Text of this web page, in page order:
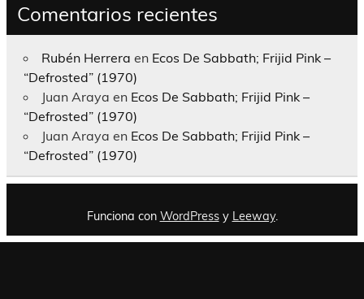
Comentarios recientes
Rubén Herrera en Ecos De Sabbath; Frijid Pink –
“Defrosted” (1970)
Juan Araya en Ecos De Sabbath; Frijid Pink –
“Defrosted” (1970)
Juan Araya en Ecos De Sabbath; Frijid Pink –
“Defrosted” (1970)
Funciona con WordPressy Leeway.